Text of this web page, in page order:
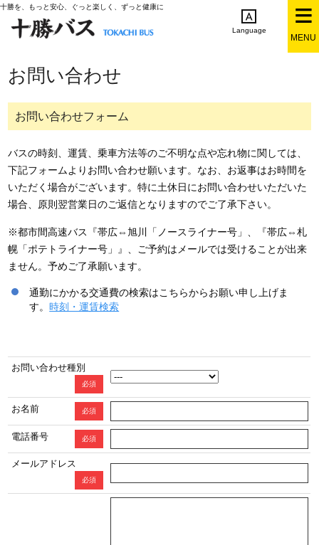
十勝を、もっと安心、ぐっと楽しく、ずっと健康に
Language
한국어
MENU
お問い合わせ
お問い合わせフォーム
バスの時刻、運賃、乗車方法等のご不明な点や忘れ物に関しては、
下記フォームよりお問い合わせ願います。なお、お返事はお時間を
いただく場合がございます。特に土休日にお問い合わせいただいた
場合、原則翌営業日のご返信となりますのでご了承下さい。
※都市間高速バス『帯広⇔旭川「ノースライナー号」、『帯広⇔札
幌「ポテトライナー号」』、ご予約はメールでは受けることが出来
ません。予めご了承願います。
通勤にかかる交通費の検索はこちらからお願い申し上げま
す。時刻・運賃検索
お問い合わせ種別
必須
お名前 必須
電話番号 必須
メールアドレス
必須